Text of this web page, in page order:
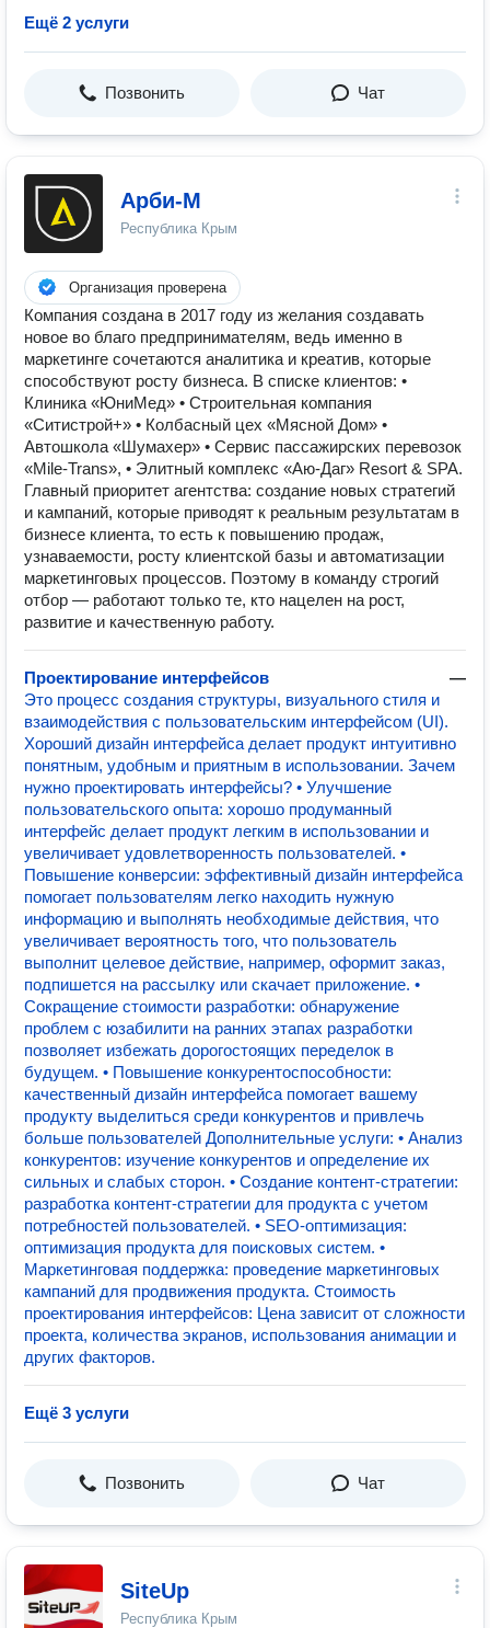
Ещё 2 услуги
Позвонить Чат
Арби-М
Республика Крым
Организация проверена
Компания создана в 2017 году из желания создавать
новое во благо предпринимателям, ведь именно в
маркетинге сочетаются аналитика и креатив, которые
способствуют росту бизнеса. В списке клиентов: •
Клиника «ЮниМед» • Строительная компания
«Ситистрой+» • Колбасный цех «Мясной Дом» •
Автошкола «Шумахер» • Сервис пассажирских перевозок
«Mile-Trans», • Элитный комплекс «Аю-Даг» Resort & SPA.
Главный приоритет агентства: создание новых стратегий
и кампаний, которые приводят к реальным результатам в
бизнесе клиента, то есть к повышению продаж,
узнаваемости, росту клиентской базы и автоматизации
маркетинговых процессов. Поэтому в команду строгий
отбор — работают только те, кто нацелен на рост,
развитие и качественную работу.
Проектирование интерфейсов
—
Это процесс создания структуры, визуального стиля и
взаимодействия с пользовательским интерфейсом (UI).
Хороший дизайн интерфейса делает продукт интуитивно
понятным, удобным и приятным в использовании. Зачем
нужно проектировать интерфейсы? • Улучшение
пользовательского опыта: хорошо продуманный
интерфейс делает продукт легким в использовании и
увеличивает удовлетворенность пользователей. •
Повышение конверсии: эффективный дизайн интерфейса
помогает пользователям легко находить нужную
информацию и выполнять необходимые действия, что
увеличивает вероятность того, что пользователь
выполнит целевое действие, например, оформит заказ,
подпишется на рассылку или скачает приложение. •
Сокращение стоимости разработки: обнаружение
проблем с юзабилити на ранних этапах разработки
позволяет избежать дорогостоящих переделок в
будущем. • Повышение конкурентоспособности:
качественный дизайн интерфейса помогает вашему
продукту выделиться среди конкурентов и привлечь
больше пользователей Дополнительные услуги: • Анализ
конкурентов: изучение конкурентов и определение их
сильных и слабых сторон. • Создание контент-стратегии:
разработка контент-стратегии для продукта с учетом
потребностей пользователей. • SEO-оптимизация:
оптимизация продукта для поисковых систем. •
Маркетинговая поддержка: проведение маркетинговых
кампаний для продвижения продукта. Стоимость
проектирования интерфейсов: Цена зависит от сложности
проекта, количества экранов, использования анимации и
других факторов.
Ещё 3 услуги
Позвонить Чат
SiteUp
Республика Крым